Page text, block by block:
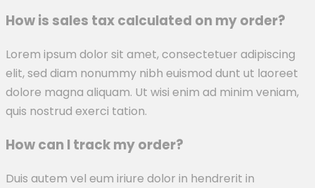
How is sales tax calculated on my order?
Lorem ipsum dolor sit amet, consectetuer adipiscing
elit, sed diam nonummy nibh euismod dunt ut laoreet
dolore magna aliquam. Ut wisi enim ad minim veniam,
quis nostrud exerci tation.
How can I track my order?
Duis autem vel eum iriure dolor in hendrerit in